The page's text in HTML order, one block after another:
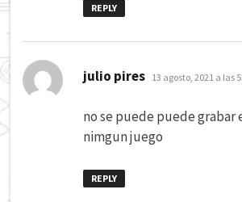
REPLY
julio pires dice:
13 agosto, 2021 a las
no se puede puede grabar
nimgun juego
REPLY